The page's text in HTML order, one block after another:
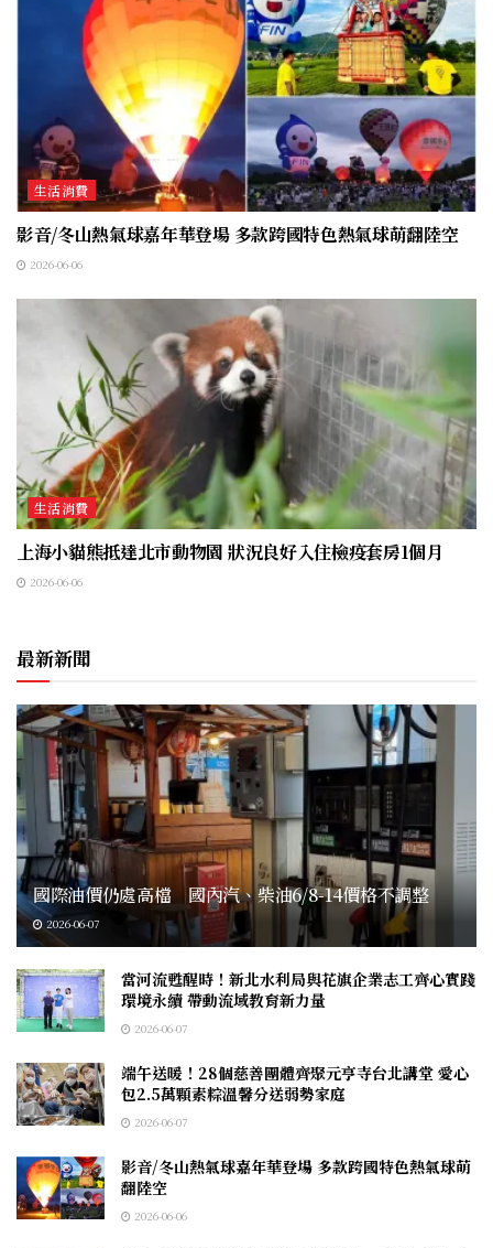
生活消費
影音/冬山熱氣球嘉年華登場 多款跨國特色熱氣球萌翻陸空
2026-06-06
生活消費
上海小貓熊抵達北市動物園 狀況良好入住檢疫套房1個月
2026-06-06
最新新聞
國際油價仍處高檔 國內汽、柴油6/8-14價格不調整
2026-06-07
當河流甦醒時！新北水利局與花旗企業志工齊心實踐
環境永續 帶動流域教育新力量
2026-06-07
端午送暖！28個慈善團體齊聚元亨寺台北講堂 愛心
包2.5萬顆素粽溫馨分送弱勢家庭
2026-06-07
影音/冬山熱氣球嘉年華登場 多款跨國特色熱氣球萌
翻陸空
2026-06-06